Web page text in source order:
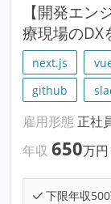
【開発エ
療現場のDX
next.js
github
雇用形態 正社
年収 650万円
下限年収